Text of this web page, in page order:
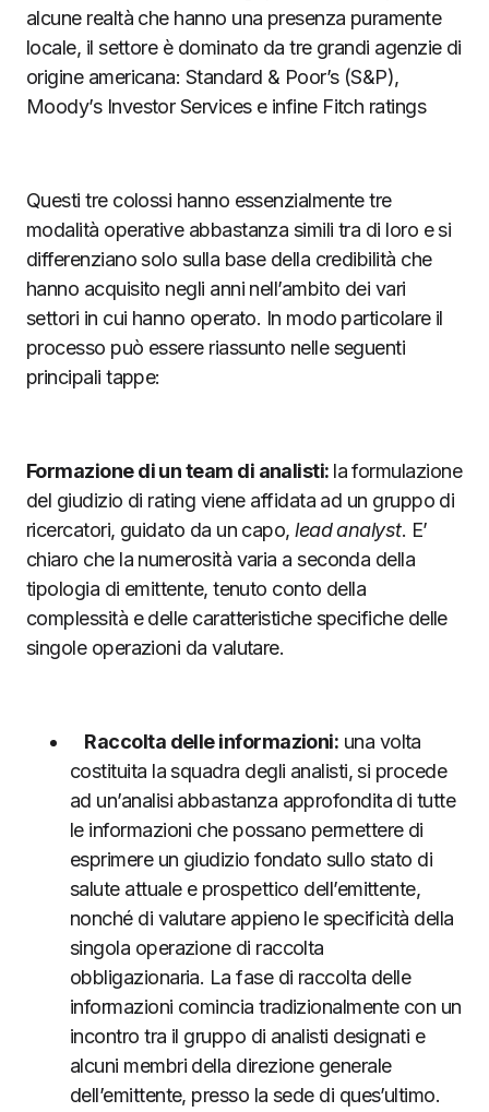
alcune realtà che hanno una presenza puramente
locale, il settore è dominato da tre grandi agenzie di
origine americana: Standard & Poor’s (S&P),
Moody’s Investor Services e infine Fitch ratings
Questi tre colossi hanno essenzialmente tre
modalità operative abbastanza simili tra di loro e si
differenziano solo sulla base della credibilità che
hanno acquisito negli anni nell’ambito dei vari
settori in cui hanno operato. In modo particolare il
processo può essere riassunto nelle seguenti
principali tappe:
Formazione di un team di analisti: la formulazione
del giudizio di rating viene affidata ad un gruppo di
ricercatori, guidato da un capo,lead analyst. E’
chiaro che la numerosità varia a seconda della
tipologia di emittente, tenuto conto della
complessità e delle caratteristiche specifiche delle
singole operazioni da valutare.
Raccolta delle informazioni: una volta
costituita la squadra degli analisti, si procede
ad un’analisi abbastanza approfondita di tutte
le informazioni che possano permettere di
esprimere un giudizio fondato sullo stato di
salute attuale e prospettico dell’emittente,
nonché di valutare appieno le specificità della
singola operazione di raccolta
obbligazionaria. La fase di raccolta delle
informazioni comincia tradizionalmente con un
incontro tra il gruppo di analisti designati e
alcuni membri della direzione generale
dell’emittente, presso la sede di ques’ultimo.